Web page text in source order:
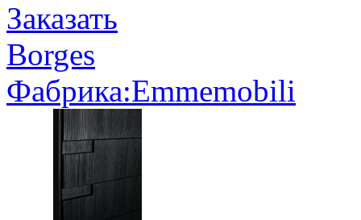
Заказать
Borges
Фабрика:Emmemobili